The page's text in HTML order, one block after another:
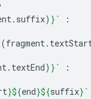
. suffix) } `
:
(fragment .
. textEnd) } `
:
}${end}${suffix} `